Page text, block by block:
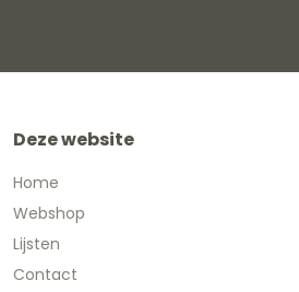
Deze website
Home
Webshop
Lijsten
Contact